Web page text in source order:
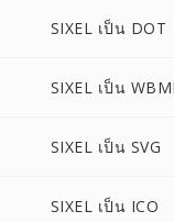
SIXEL เป็น DOT
SIXEL เป็น
SIXEL เป็น SVG
SIXEL เป็น ICO